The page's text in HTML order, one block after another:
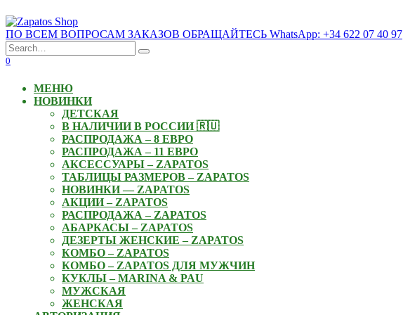
to
content
ПО ВСЕМ ВОПРОСАМ ЗАКАЗОВ ОБРАЩАЙТЕСЬ WhatsApp: +34 622 07 40 97
Search
for:
0
МЕНЮ
НОВИНКИ
ДЕТСКАЯ
В НАЛИЧИИ В РОССИИ 🇷🇺
РАСПРОДАЖА – 8 ЕВРО
РАСПРОДАЖА – 11 ЕВРО
АКСЕССУАРЫ – ZAPATOS
ТАБЛИЦЫ РАЗМЕРОВ – ZAPATOS
НОВИНКИ — ZAPATOS
АКЦИИ – ZAPATOS
РАСПРОДАЖА – ZAPATOS
АБАРКАСЫ – ZAPATOS
ДЕЗЕРТЫ ЖЕНСКИЕ – ZAPATOS
КОМБО – ZAPATOS
КОМБО – ZAPATOS ДЛЯ МУЖЧИН
КУКЛЫ – MARINA & PAU
МУЖСКАЯ
ЖЕНСКАЯ